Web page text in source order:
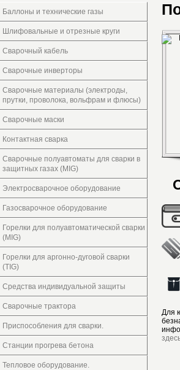
Баллоны и технические газы
Шлифовальные и отрезные круги
Сварочный кабель
Сварочные инверторы
Сварочные материалы (электроды,
прутки, проволока, вольфрам и флюсы)
Сварочные маски
Контактная сварка
Сварочные полуавтоматы для сварки в
защитных газах (MIG)
Электросварочное оборудование
Газосварочное оборудование
Горелки для полуавтоматической сварки
(MIG)
Горелки для аргонно-дуговой сварки
(TIG)
Средства индивидуальной защиты
Сварочные трактора
Приспособления для сварки.
Станции прогрева бетона
Тепловое оборудование.
Для